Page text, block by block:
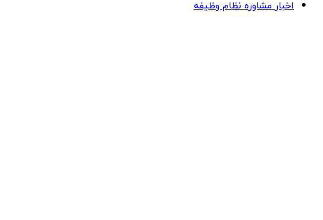
اخبار مشاوره نظام وظیفه